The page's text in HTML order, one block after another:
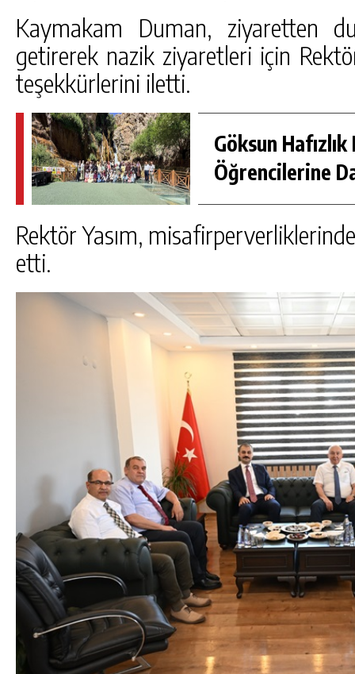
Kaymakam Duman, ziyaretten
getirerek nazik ziyaretleri için
teşekkürlerini iletti.
Göksun Hafızlık
Öğrencilerine
Rektör Yasım,
etti.